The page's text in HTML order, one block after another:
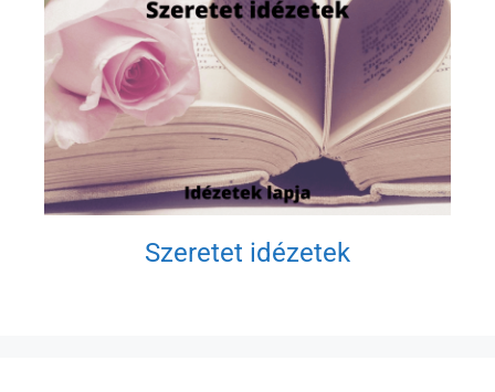
Szeretet idézetek